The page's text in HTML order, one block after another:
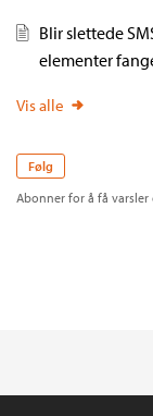
Følg
Abonner for å få
Blir slettede
elementer
Vis alle